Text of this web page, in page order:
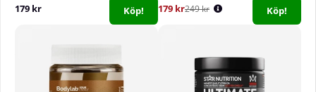
179 kr Köp! 179 kr249 kr Köp!